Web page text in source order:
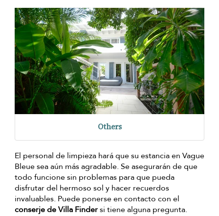
Others
El personal de limpieza hará que su estancia en Vague
Bleue sea aún más agradable. Se asegurarán de que
todo funcione sin problemas para que pueda
disfrutar del hermoso sol y hacer recuerdos
invaluables. Puede ponerse en contacto con el
conserje de Villa Findersi tiene alguna pregunta.